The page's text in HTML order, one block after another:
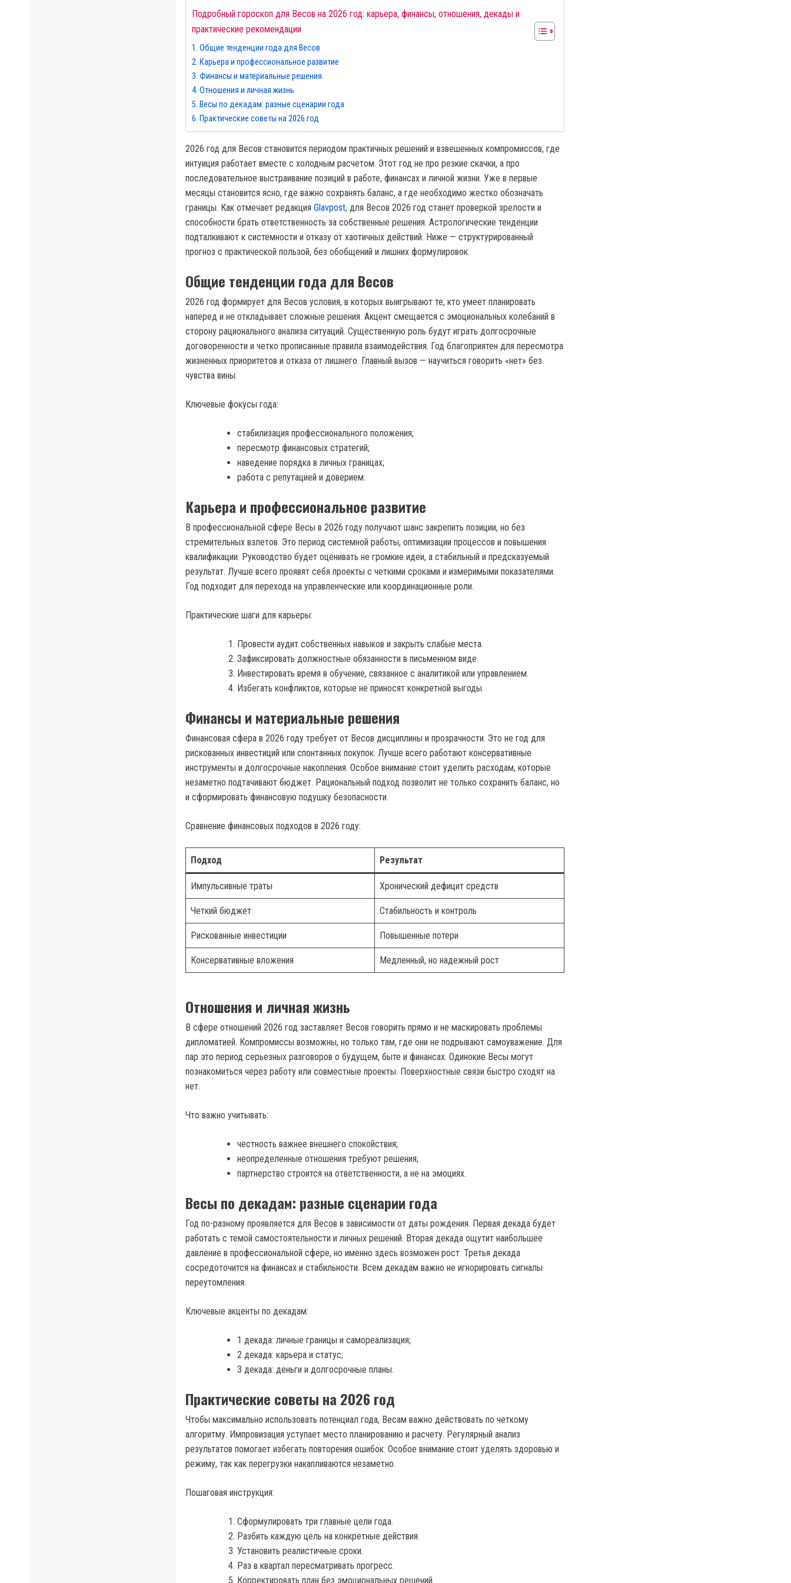
Подробный гороскоп для Весов на 2026 год: карьера, финансы, отношения, декады и
практические рекомендации
Общие тенденции года для Весов
Карьера и профессиональное развитие
Финансы и материальные решения
Отношения и личная жизнь
Весы по декадам: разные сценарии года
Практические советы на 2026 год
2026 год для Весов становится периодом практичных решений и взвешенных компромиссов, где
интуиция работает вместе с холодным расчетом. Этот год не про резкие скачки, а про
последовательное выстраивание позиций в работе, финансах и личной жизни. Уже в первые
месяцы становится ясно, где важно сохранять баланс, а где необходимо жестко обозначать
границы. Как отмечает редакция Glavpost, для Весов 2026 год станет проверкой зрелости и
способности брать ответственность за собственные решения. Астрологические тенденции
подталкивают к системности и отказу от хаотичных действий. Ниже — структурированный
прогноз с практической пользой, без обобщений и лишних формулировок.
Общие тенденции года для Весов
2026 год формирует для Весов условия, в которых выигрывают те, кто умеет планировать
наперед и не откладывает сложные решения. Акцент смещается с эмоциональных колебаний в
сторону рационального анализа ситуаций. Существенную роль будут играть долгосрочные
договоренности и четко прописанные правила взаимодействия. Год благоприятен для пересмотра
жизненных приоритетов и отказа от лишнего. Главный вызов — научиться говорить «нет» без
чувства вины.
Ключевые фокусы года:
стабилизация профессионального положения;
пересмотр финансовых стратегий;
наведение порядка в личных границах;
работа с репутацией и доверием.
Карьера и профессиональное развитие
В профессиональной сфере Весы в 2026 году получают шанс закрепить позиции, но без
стремительных взлетов. Это период системной работы, оптимизации процессов и повышения
квалификации. Руководство будет оценивать не громкие идеи, а стабильный и предсказуемый
результат. Лучше всего проявят себя проекты с четкими сроками и измеримыми показателями.
Год подходит для перехода на управленческие или координационные роли.
Практические шаги для карьеры:
Провести аудит собственных навыков и закрыть слабые места.
Зафиксировать должностные обязанности в письменном виде.
Инвестировать время в обучение, связанное с аналитикой или управлением.
Избегать конфликтов, которые не приносят конкретной выгоды.
Финансы и материальные решения
Финансовая сфера в 2026 году требует от Весов дисциплины и прозрачности. Это не год для
рискованных инвестиций или спонтанных покупок. Лучше всего работают консервативные
инструменты и долгосрочные накопления. Особое внимание стоит уделить расходам, которые
незаметно подтачивают бюджет. Рациональный подход позволит не только сохранить баланс, но
и сформировать финансовую подушку безопасности.
Сравнение финансовых подходов в 2026 году:
Подход Результат
Импульсивные траты Хронический дефицит средств
Четкий бюджет Стабильность и контроль
Рискованные инвестиции Повышенные потери
Консервативные вложения Медленный, но надежный рост
Отношения и личная жизнь
В сфере отношений 2026 год заставляет Весов говорить прямо и не маскировать проблемы
дипломатией. Компромиссы возможны, но только там, где они не подрывают самоуважение. Для
пар это период серьезных разговоров о будущем, быте и финансах. Одинокие Весы могут
познакомиться через работу или совместные проекты. Поверхностные связи быстро сходят на
нет.
Что важно учитывать:
честность важнее внешнего спокойствия;
неопределенные отношения требуют решения;
партнерство строится на ответственности, а не на эмоциях.
Весы по декадам: разные сценарии года
Год по-разному проявляется для Весов в зависимости от даты рождения. Первая декада будет
работать с темой самостоятельности и личных решений. Вторая декада ощутит наибольшее
давление в профессиональной сфере, но именно здесь возможен рост. Третья декада
сосредоточится на финансах и стабильности. Всем декадам важно не игнорировать сигналы
переутомления.
Ключевые акценты по декадам:
1 декада: личные границы и самореализация;
2 декада: карьера и статус;
3 декада: деньги и долгосрочные планы.
Практические советы на 2026 год
Чтобы максимально использовать потенциал года, Весам важно действовать по четкому
алгоритму. Импровизация уступает место планированию и расчету. Регулярный анализ
результатов помогает избегать повторения ошибок. Особое внимание стоит уделять здоровью и
режиму, так как перегрузки накапливаются незаметно.
Пошаговая инструкция:
Сформулировать три главные цели года.
Разбить каждую цель на конкретные действия.
Установить реалистичные сроки.
Раз в квартал пересматривать прогресс.
Корректировать план без эмоциональных решений